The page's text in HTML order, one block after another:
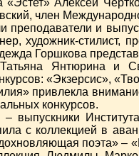
Алексей
член
преподаватели и
художник-стилист,
Горшкова
Янтюрина и
«Экзерсис»,
привлекла
конкурсов.
выпускники
с коллекцией в
поэта» –